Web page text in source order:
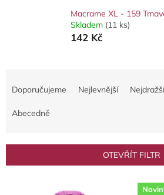
Macrame XL - 159
Skladem (11 ks)
142 Kč
r
Doporučujeme Nejlevnější Nejdražší
Abecedně
OTEVŘÍT FILTR